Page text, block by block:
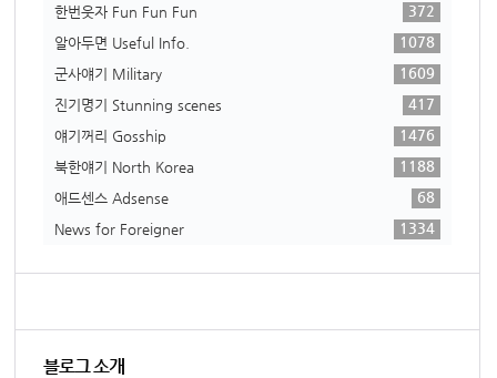
한번웃자 Fun Fun Fun
372
알아두면 Useful Info.
1078
군사얘기 Military
1609
진기명기 Stunning scenes
417
얘기꺼리 Gosship
1476
북한얘기 North Korea
1188
애드센스 Adsense
68
News for Foreigner
1334
블로그 소개